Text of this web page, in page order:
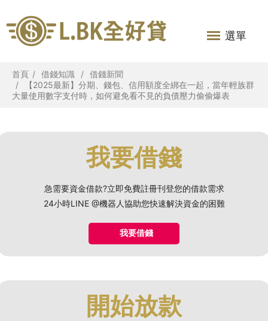
選單
首頁 借錢知識
借錢新聞
【2025最新】分期、錢包、信用額度全綁在一起，當年輕族群
大量使用數字支付時，如何避免看不見的負債壓力偷偷爆表
我要借錢
急需要資金借款?立即免費註冊刊登您的借款需求
24小時LINE @機器人協助您快速解決資金的困難
我要借錢
開始放款